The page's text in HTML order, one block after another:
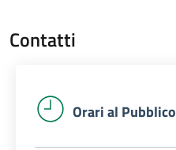
Contatti
Orari al Pubblico